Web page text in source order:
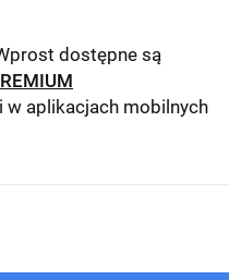
dostępne są
w aplikacjach mobilnych